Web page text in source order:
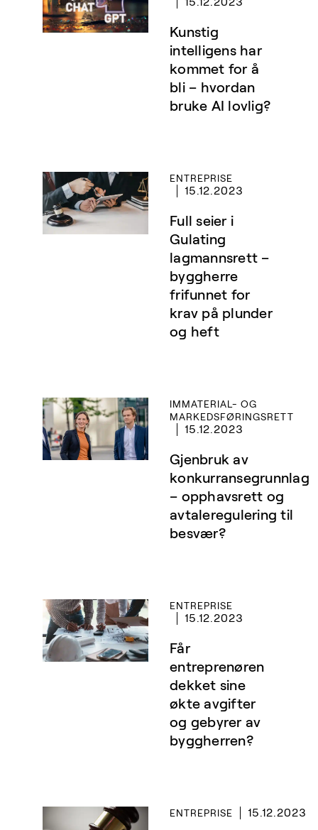
Kunstig
intelligens har
kommet for å
bli – hvordan
bruke AI lovlig?
ENTREPRISE
15.12.2023
Full seier i
Gulating
lagmannsrett –
byggherre
frifunnet for
krav på plunder
og heft
IMMATERIAL- OG
MARKEDSFØRINGSRETT
15.12.2023
Gjenbruk av
konkurransegrunnlag
– opphavsrett og
avtaleregulering til
besvær?
ENTREPRISE
15.12.2023
Får
entreprenøren
dekket sine
økte avgifter
og gebyrer av
byggherren?
ENTREPRISE 15.12.2023